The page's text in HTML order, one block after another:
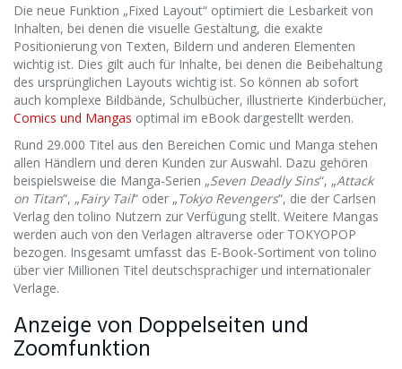
Die neue Funktion „Fixed Layout“ optimiert die Lesbarkeit von
Inhalten, bei denen die visuelle Gestaltung, die exakte
Positionierung von Texten, Bildern und anderen Elementen
wichtig ist. Dies gilt auch für Inhalte, bei denen die Beibehaltung
des ursprünglichen Layouts wichtig ist. So können ab sofort
auch komplexe Bildbände, Schulbücher, illustrierte Kinderbücher,
Comics und Mangas optimal im eBook dargestellt werden.
Rund 29.000 Titel aus den Bereichen Comic und Manga stehen
allen Händlern und deren Kunden zur Auswahl. Dazu gehören
beispielsweise die Manga-Serien „Seven Deadly Sins“, „Attack
on Titan“, „Fairy Tail“ oder „Tokyo Revengers“, die der Carlsen
Verlag den tolino Nutzern zur Verfügung stellt. Weitere Mangas
werden auch von den Verlagen altraverse oder TOKYOPOP
bezogen. Insgesamt umfasst das E-Book-Sortiment von tolino
über vier Millionen Titel deutschsprachiger und internationaler
Verlage.
Anzeige von Doppelseiten und
Zoomfunktion